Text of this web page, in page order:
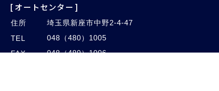
[オートセンター]
住所
埼玉県新座市中野2-4-47
TEL
048（480）1005
FAX
048（480）1006